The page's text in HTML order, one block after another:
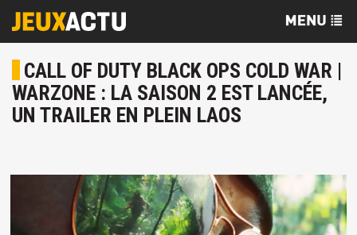
CALL OF DUTY BLACK OPS COLD WAR |
WARZONE : LA SAISON 2 EST LANCÉE,
UN TRAILER EN PLEIN LAOS